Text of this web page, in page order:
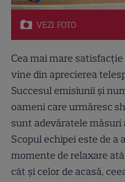
VEZI FOTO
Cea mai mare
vine din aprecierea
Succesul emisiunii și
oameni care urmăresc
sunt adevăratele măsuri
Scopul echipei este de a
momente de relaxare
cât și celor de acasă,